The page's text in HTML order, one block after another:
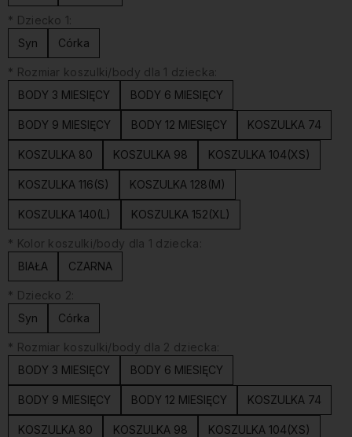
* Dziecko 1:
Syn
Córka
* Rozmiar koszulki/body dla 1 dziecka:
BODY 3 MIESIĘCY
BODY 6 MIESIĘCY
BODY 9 MIESIĘCY BODY 12 MIESIĘCY KOSZULKA 74
KOSZULKA 80 KOSZULKA 98 KOSZULKA 104(XS)
KOSZULKA 116(S) KOSZULKA 128(M)
KOSZULKA 140(L) KOSZULKA 152(XL)
* Kolor koszulki/body dla 1 dziecka:
BIAŁA
CZARNA
* Dziecko 2:
Syn
Córka
* Rozmiar koszulki/body dla 2 dziecka:
BODY 3 MIESIĘCY
BODY 6 MIESIĘCY
BODY 9 MIESIĘCY BODY 12 MIESIĘCY KOSZULKA 74
KOSZULKA 80 KOSZULKA 98 KOSZULKA 104(XS)